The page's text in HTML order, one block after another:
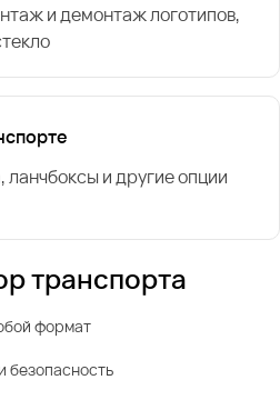
и демонтаж логотипов,
и другие опции
транспорта
формат
безопасность